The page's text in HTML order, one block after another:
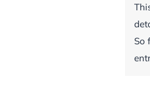
So